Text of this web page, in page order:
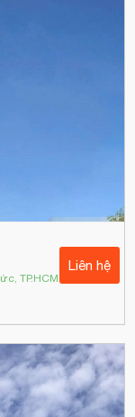
TP.HCM
Liên hệ